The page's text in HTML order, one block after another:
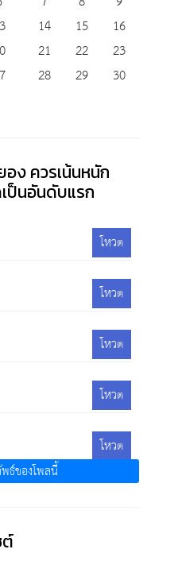
14 15
16
21 22
23
28 29
30
อง ควรเน้นหนัก
ป็นอันดับแรก
โหวต
โหวต
โหวต
โหวต
โหวต
ธ์ของโพลนี้
ต์